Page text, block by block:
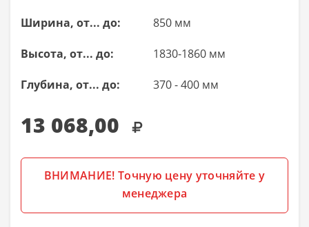
Ширина, от... до: 850 мм
Высота, от... до: 1830-1860 мм
Глубина, от... до: 370 - 400 мм
13 068,00
ВНИМАНИЕ! Точную цену уточняйте у
менеджера